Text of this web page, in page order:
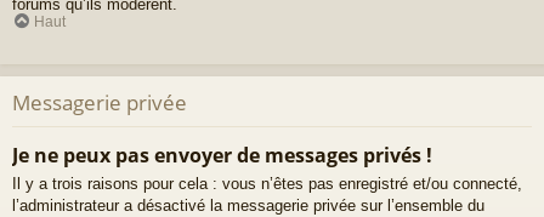
forums qu’ils modèrent.
Haut
Messagerie privée
Je ne peux pas envoyer de messages privés !
Il y a trois raisons pour cela : vous n’êtes pas enregistré et/ou connecté,
l’administrateur a désactivé la messagerie privée sur l’ensemble du